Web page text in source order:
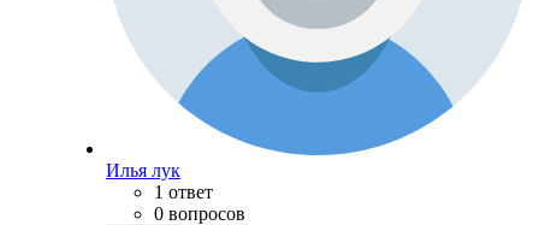
Илья лук
1 ответ
0 вопросов